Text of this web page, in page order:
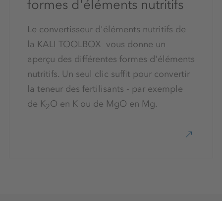
formes d'éléments nutritifs
Le convertisseur d'éléments nutritifs de
la KALI TOOLBOX vous donne un
aperçu des différentes formes d'éléments
nutritifs. Un seul clic suffit pour convertir
la teneur des fertilisants - par exemple
de K2O en K ou de MgO en Mg.